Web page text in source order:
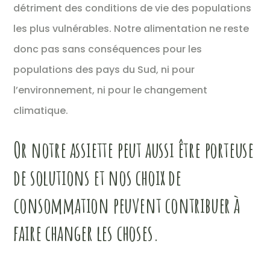
détriment des conditions de vie des populations
les plus vulnérables. Notre alimentation ne reste
donc pas sans conséquences pour les
populations des pays du Sud, ni pour
l’environnement, ni pour le changement
climatique.
Or notre assiette peut aussi être porteuse
de solutions et nos choix de
consommation peuvent contribuer à
faire changer les choses.